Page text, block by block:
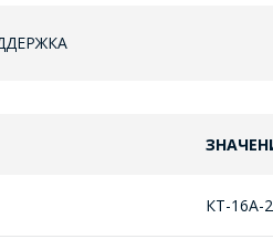
КТ-16А-2